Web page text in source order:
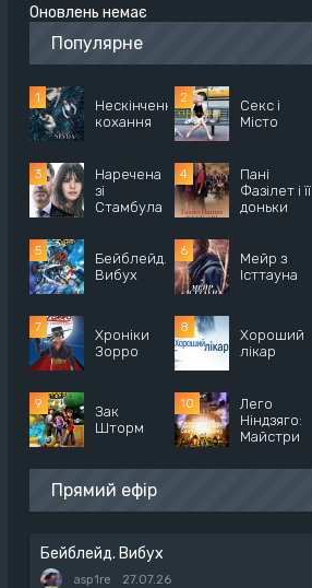
Оновлень немає
Популярне
Нескінченне
кохання
Секс і
Місто
Наречена
зі
Стамбула
Пані
Фазілет і її
доньки
Бейблейд.
Вибух
Мейр з
Істтауна
Хроніки
Зорро
Хороший
лікар
Зак
Шторм
Лего
Ніндзяго:
Майстри
Прямий ефір
Бейблейд. Вибух
asp1re 27.07.26